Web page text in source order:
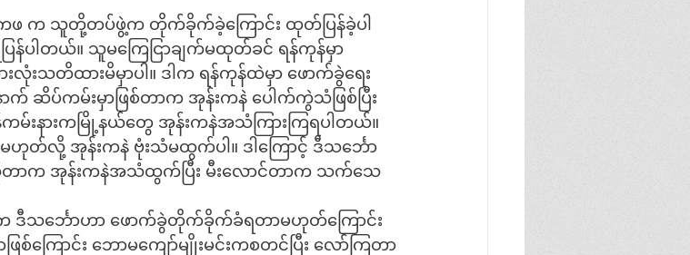
ကဖ က သူတို့တပ်ဖွဲ့က တိုက်ခိုက်ခဲ့ကြောင်း ထုတ်ပြန်ခဲ့ပါ
ပါတယ်။ သူမကြေငြာချက်မထုတ်ခင် ရန်ကုန်မှာ
းသတိထားမိမှာပါ။ ဒါက ရန်ကုန်ထဲမှာ ဖောက်ခွဲရေး
ာက် ဆိပ်ကမ်းမှာဖြစ်တာက အုန်းကနဲ ပေါက်ကွဲသံဖြစ်ပြီး
မ်းနားကမြို့နယ်တွေ အုန်းကနဲအသံကြားကြရပါတယ်။
တ်လို့ အုန်းကနဲ ဗုံးသံမထွက်ပါ။ ဒါကြောင့် ဒီသင်္ဘော
တာက အုန်းကနဲအသံထွက်ပြီး မီးလောင်တာက သက်သေ
က ဒီသင်္ဘောဟာ ဖောက်ခွဲတိုက်ခိုက်ခံရတာမဟုတ်ကြောင်း
ြောင်း ဘောမကျော်မျိုးမင်းကစတင်ပြီး လော်ကြတာ